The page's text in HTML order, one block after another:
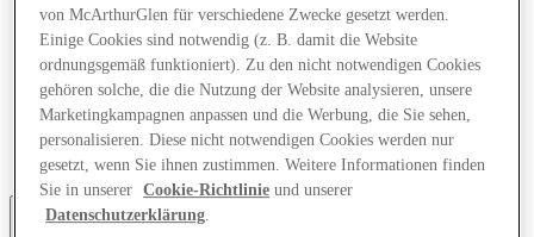
Geschäfte
Angebote
Planen Sie Ihren Besuch
Was läuft
Essen & Trinken
Dienstleistungen
Geschenkkarten
Mittelkarte
von McArthurGlen für verschiedene Zwecke gesetzt werden.
Einige Cookies sind notwendig (z. B. damit die Website
ordnungsgemäß funktioniert). Zu den nicht notwendigen Cookies
gehören solche, die die Nutzung der Website analysieren, unsere
Marketingkampagnen anpassen und die Werbung, die Sie sehen,
personalisieren. Diese nicht notwendigen Cookies werden nur
gesetzt, wenn Sie ihnen zustimmen. Weitere Informationen finden
Sie in unserer
Cookie-Richtlinie und unserer
Datenschutzerklärung